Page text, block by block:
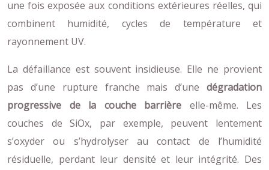
une fois exposée aux conditions extérieures réelles, qui
combinent humidité, cycles de température et
rayonnement UV.
La défaillance est souvent insidieuse. Elle ne provient
pas d’une rupture franche mais d’une dégradation
progressive de la couche barrière elle-même. Les
couches de SiOx, par exemple, peuvent lentement
s’oxyder ou s’hydrolyser au contact de l’humidité
résiduelle, perdant leur densité et leur intégrité. Des